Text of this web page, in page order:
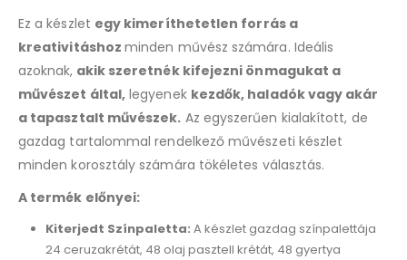
Ez a készlet egy kimeríthetetlen forrás a
kreativitáshozminden művész számára. Ideális
azoknak, akik szeretnék kifejezni önmagukat a
művészet által, legyenek kezdők, haladók vagy akár
a tapasztalt művészek. Az egyszerűen kialakított, de
gazdag tartalommal rendelkező művészeti készlet
minden korosztály számára tökéletes választás.
A termék előnyei:
Kiterjedt Színpaletta: A készlet gazdag színpalettája
24 ceruzakrétát, 48 olaj pasztell krétát, 48 gyertya